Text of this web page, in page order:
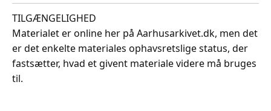
TILGÆNGELIGHED
Materialet er online her på Aarhusarkivet.dk, men det
er det enkelte materiales ophavsretslige status, der
fastsætter, hvad et givent materiale videre må bruges
til.